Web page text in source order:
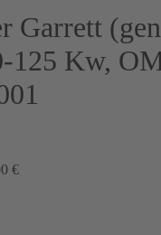
Garrett
125 Kw,
€